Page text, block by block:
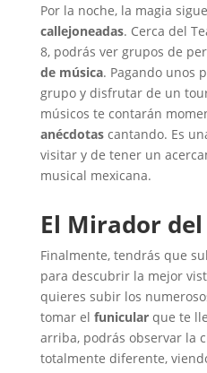
Por la noche, la magia
callejoneadas. Cerca del
8, podrás ver grupos de
de música. Pagando unos
grupo y disfrutar de un
músicos te contarán
anécdotascantando. Es
visitar y de tener un
musical mexicana.
El Mirador
Finalmente, tendrás que
para descubrir la mejor
quieres subir los
tomar el funicularque te
arriba, podrás observar la
totalmente diferente,